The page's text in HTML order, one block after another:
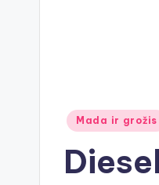
Posted
Mada ir grožis